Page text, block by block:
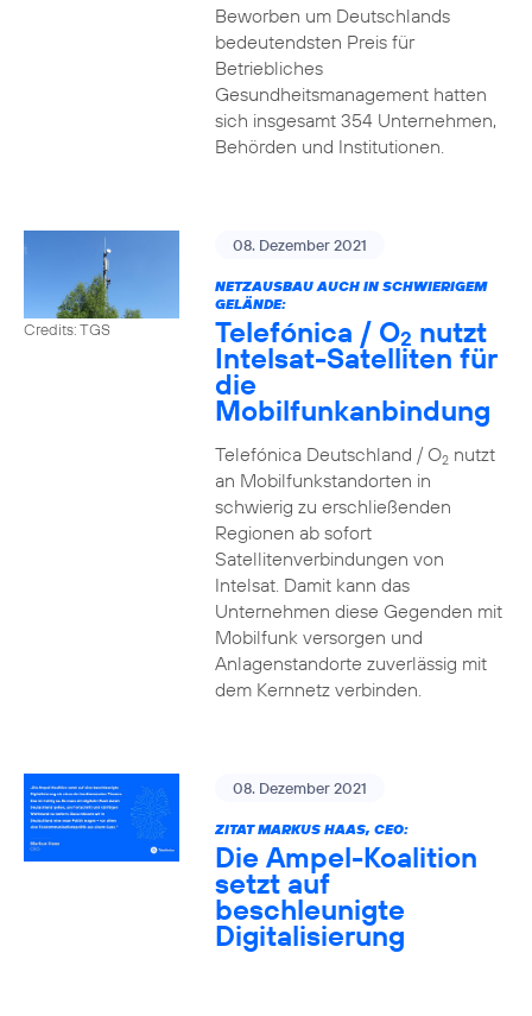
Beworben um Deutschlands
bedeutendsten Preis für
Betriebliches
Gesundheitsmanagement hatten
sich insgesamt 354 Unternehmen,
Behörden und Institutionen.
Credits: TGS
08. Dezember 2021
NETZAUSBAU AUCH IN SCHWIERIGEM
GELÄNDE:
Telefónica / O2 nutzt
Intelsat-Satelliten für
die
Mobilfunkanbindung
Telefónica Deutschland / O2nutzt
an Mobilfunkstandorten in
schwierig zu erschließenden
Regionen ab sofort
Satellitenverbindungen von
Intelsat. Damit kann das
Unternehmen diese Gegenden mit
Mobilfunk versorgen und
Anlagenstandorte zuverlässig mit
dem Kernnetz verbinden.
08. Dezember 2021
ZITAT MARKUS HAAS, CEO:
Die Ampel-Koalition
setzt auf
beschleunigte
Digitalisierung